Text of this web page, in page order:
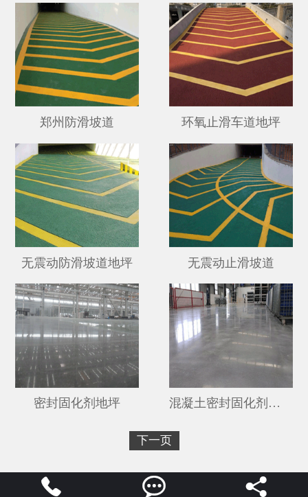
郑州防滑坡道 环氧止滑车道地坪
无震动防滑坡道地坪 无震动止滑坡道
密封固化剂地坪 混凝土密封固化剂地坪
下一页
  